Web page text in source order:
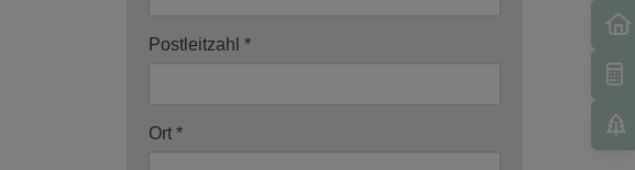
Postleitzahl
Ort